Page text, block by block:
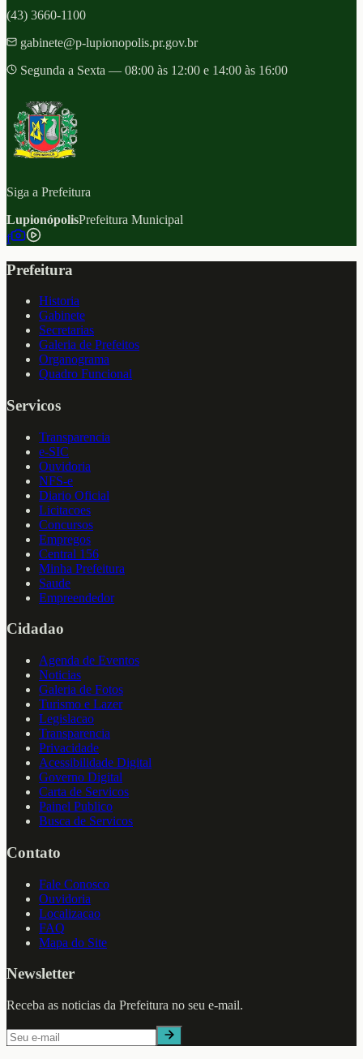
(43) 3660-1100
gabinete@p-lupionopolis.pr.gov.br
Segunda a Sexta — 08:00 às 12:00 e 14:00 às 16:00
Siga a Prefeitura
LupionópolisPrefeitura Municipal
f
Prefeitura
Historia
Gabinete
Secretarias
Galeria de Prefeitos
Organograma
Quadro Funcional
Servicos
Transparencia
e-SIC
Ouvidoria
NFS-e
Diario Oficial
Licitacoes
Concursos
Empregos
Central 156
Minha Prefeitura
Saude
Empreendedor
Cidadao
Agenda de Eventos
Noticias
Galeria de Fotos
Turismo e Lazer
Legislacao
Transparencia
Privacidade
Acessibilidade Digital
Governo Digital
Carta de Servicos
Painel Publico
Busca de Servicos
Contato
Fale Conosco
Ouvidoria
Localizacao
FAQ
Mapa do Site
Newsletter
Receba as noticias da Prefeitura no seu e-mail.